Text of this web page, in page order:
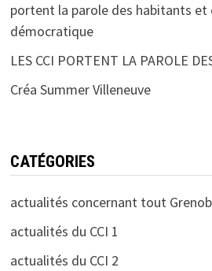
portent la parole des habitants
démocratique
LES CCI PORTENT LA PAROLE
Créa Summer Villeneuve
CATÉGORIES
actualités concernant tout
actualités du CCI 1
actualités du CCI 2